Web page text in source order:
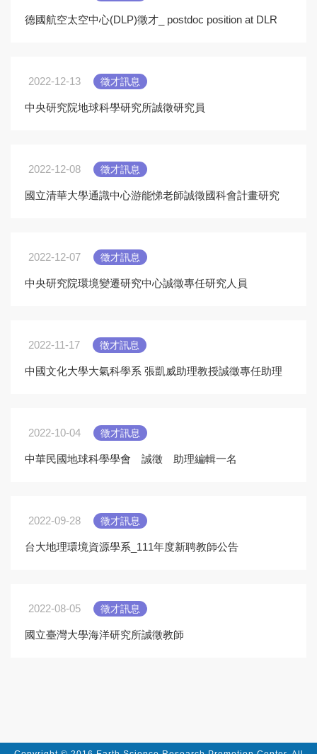
德國航空太空中心(DLP)徵才_ postdoc position at DLR
2022-12-13 徵才訊息
中央研究院地球科學研究所誠徵研究員
2022-12-08 徵才訊息
國立清華大學通識中心游能悌老師誠徵國科會計畫研究
2022-12-07 徵才訊息
中央研究院環境變遷研究中心誠徵專任研究人員
2022-11-17 徵才訊息
中國文化大學大氣科學系 張凱威助理教授誠徵專任助理
2022-10-04 徵才訊息
中華民國地球科學學會 誠徵 助理編輯一名
2022-09-28 徵才訊息
台大地理環境資源學系_111年度新聘教師公告
2022-08-05 徵才訊息
國立臺灣大學海洋研究所誠徵教師